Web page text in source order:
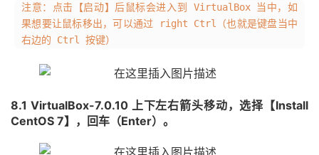
注意：点击【启动】后鼠标会进入到 VirtualBox 当中，如
果想要让鼠标移出，可以通过 right Ctrl（也就是键盘当中
右边的 Ctrl 按键）
8.1 VirtualBox-7.0.10 上下左右箭头移动，选择【Install
CentOS 7】，回车（Enter）。